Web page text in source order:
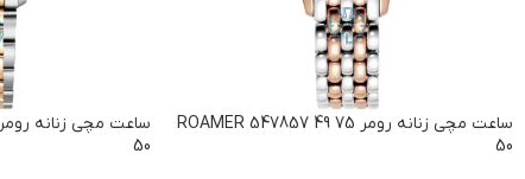
ساعت مچی زنانه رومر ROAMER 547857 49 75
50
50